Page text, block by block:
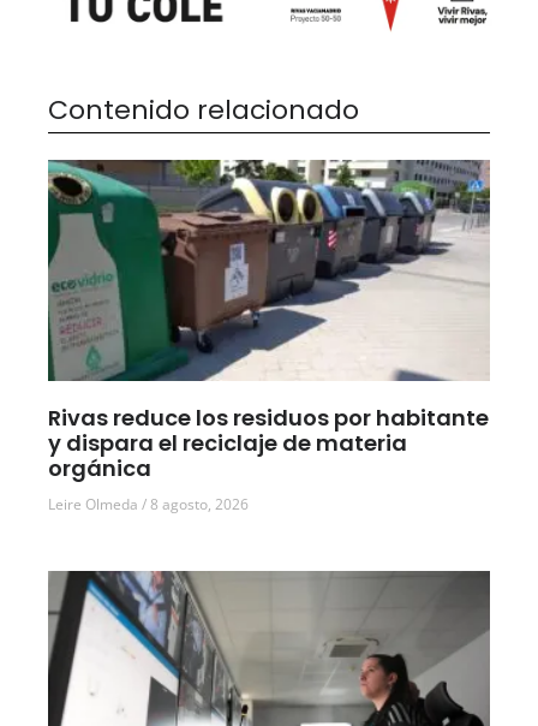
Contenido relacionado
Rivas reduce los residuos por habitante
y dispara el reciclaje de materia
orgánica
Leire Olmeda 8 agosto, 2026